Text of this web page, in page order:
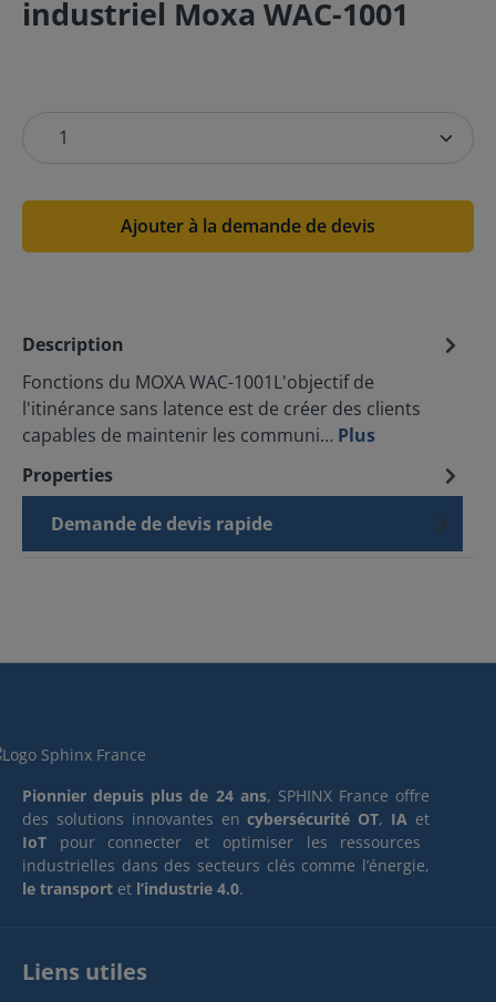
industriel Moxa WAC-1001
Ajouter à la demande de devis
Description
Fonctions du MOXA WAC-1001L'objectif de
l'itinérance sans latence est de créer des clients
capables de maintenir les communi… Plus
Properties
Demande de devis rapide
Pionnier depuis plus de 24 ans, SPHINX France offre
des solutions innovantes encybersécurité OT, IA et
IoT pour connecter et optimiser les ressources
industrielles dans des secteurs clés comme l’énergie,
le transport et l’industrie 4.0.
Liens utiles